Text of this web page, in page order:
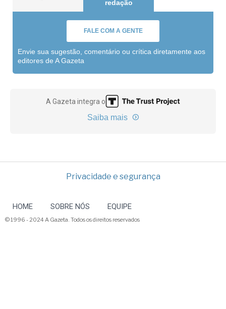
redação
FALE COM A GENTE
Envie sua sugestão, comentário ou crítica diretamente aos
editores de A Gazeta
A Gazeta integra o
Saiba mais
Privacidade e segurança
HOME SOBRE NÓS EQUIPE
© 1996 - 2024 A Gazeta. Todos os direitos reservados